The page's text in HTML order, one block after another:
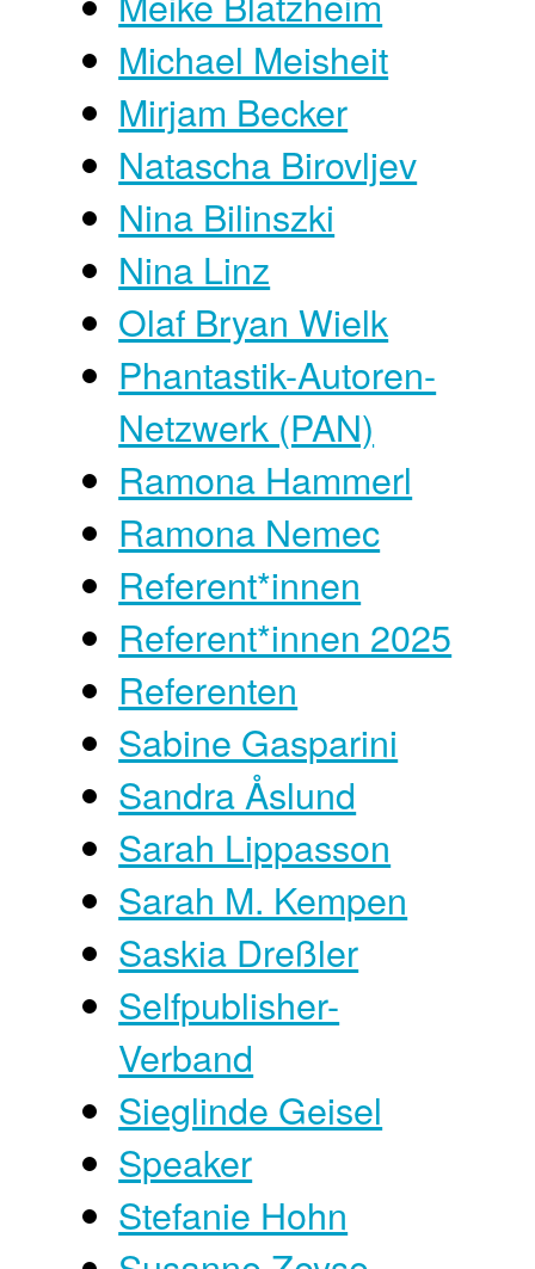
Michael Meisheit
Mirjam Becker
Natascha Birovljev
Nina Bilinszki
Nina Linz
Olaf Bryan Wielk
Phantastik-Autoren-
Netzwerk (PAN)
Ramona Hammerl
Ramona Nemec
Referent*innen
Referent*innen 2025
Referenten
Sabine Gasparini
Sandra Åslund
Sarah Lippasson
Sarah M. Kempen
Saskia Dreßler
Selfpublisher-
Verband
Sieglinde Geisel
Speaker
Stefanie Hohn